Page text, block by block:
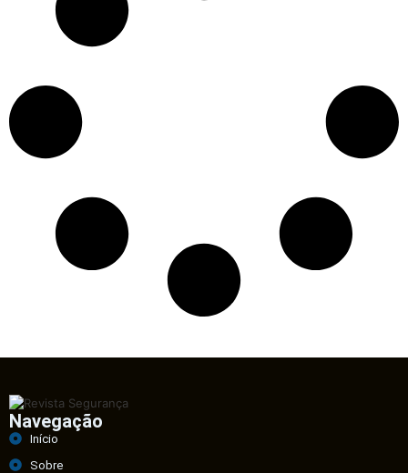
Navegação
Início
Sobre